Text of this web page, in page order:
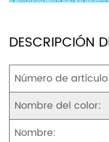
DESCRIPCIÓN
Número de artículo:
Nombre del color:
Nombre: